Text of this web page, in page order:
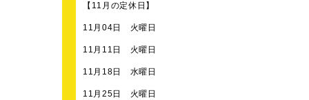
【11月の定休日】
11月04日 火曜日
11月11日 火曜日
11月18日 水曜日
11月25日 火曜日